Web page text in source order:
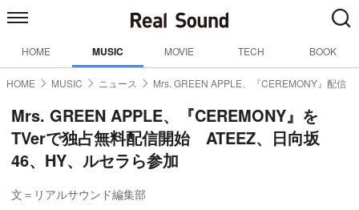
HOME MUSIC MOVIE TECH BOOK
HOME MUSIC ニュース Mrs. GREEN APPLE、『CEREMONY』配信
Mrs. GREEN APPLE、『CEREMONY』を
TVerで独占無料配信開始 ATEEZ、日向坂
46、HY、ルセラら参加
文＝リアルサウンド編集部